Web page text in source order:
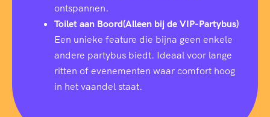
ontspannen.
Toilet aan Boord(Alleen bij de VIP-Partybus)
Een unieke feature die bijna geen enkele
andere partybus biedt. Ideaal voor lange
ritten of evenementen waar comfort hoog
in het vaandel staat.